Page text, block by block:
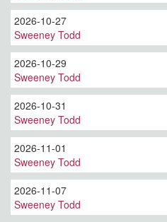
2026-10-27
Sweeney Todd
2026-10-29
Sweeney Todd
2026-10-31
Sweeney Todd
2026-11-01
Sweeney Todd
2026-11-07
Sweeney Todd